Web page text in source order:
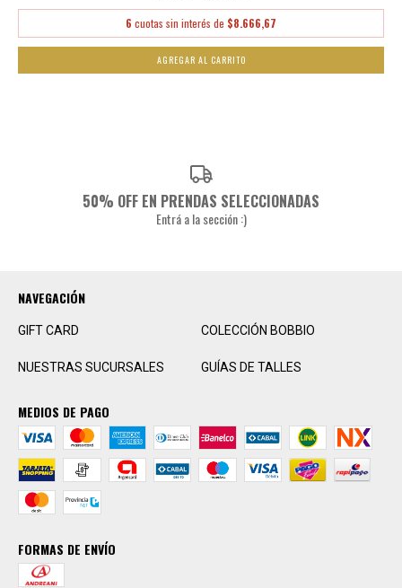
6 cuotas sin interés de $8.666,67
AGREGAR AL CARRITO
50% OFF EN PRENDAS SELECCIONADAS
Entrá a la sección :)
NAVEGACIÓN
GIFT CARD COLECCIÓN BOBBIO
NUESTRAS SUCURSALES GUÍAS DE TALLES
MEDIOS DE PAGO
FORMAS DE ENVÍO